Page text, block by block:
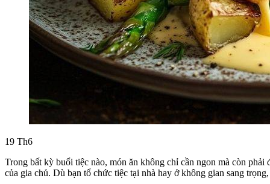
19 Th6
Trong bất kỳ buổi tiệc nào, món ăn không chỉ cần ngon mà còn
của gia chủ. Dù bạn tổ chức tiệc tại nhà hay ở không gian sang